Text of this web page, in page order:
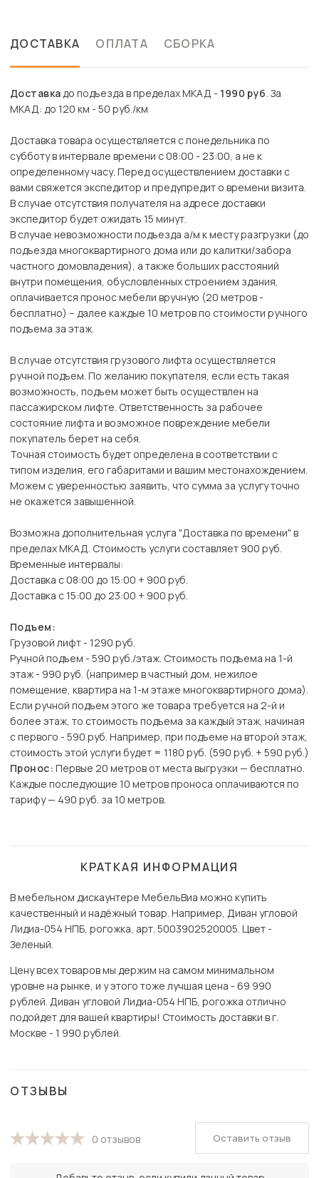
ДОСТАВКА ОПЛАТА СБОРКА
Доставкадо подъезда в пределах МКАД - 1990 руб. За
МКАД: до 120 км - 50 руб./км
Доставка товара осуществляется с понедельника по
субботу в интервале времени с 08:00 - 23:00, а не к
определенному часу. Перед осуществлением доставки с
вами свяжется экспедитор и предупредит о времени визита.
В случае отсутствия получателя на адресе доставки
экспедитор будет ожидать 15 минут.
В случае невозможности подъезда а/м к месту разгрузки (до
подъезда многоквартирного дома или до калитки/забора
частного домовладения), а также больших расстояний
внутри помещения, обусловленных строением здания,
оплачивается пронос мебели вручную (20 метров -
бесплатно) – далее каждые 10 метров по стоимости ручного
подъема за этаж.
В случае отсутствия грузового лифта осуществляется
ручной подъем. По желанию покупателя, если есть такая
возможность, подъем может быть осуществлен на
пассажирском лифте. Ответственность за рабочее
состояние лифта и возможное повреждение мебели
покупатель берет на себя.
Точная стоимость будет определена в соответствии с
типом изделия, его габаритами и вашим местонахождением.
Можем с уверенностью заявить, что сумма за услугу точно
не окажется завышенной.
Возможна дополнительная услуга "Доставка по времени" в
пределах МКАД. Стоимость услуги составляет 900 руб.
Временные интервалы:
Доставка с 08:00 до 15:00 + 900 руб.
Доставка с 15:00 до 23:00 + 900 руб.
Подъем:
Грузовой лифт - 1290 руб.
Ручной подъем - 590 руб./этаж. Стоимость подъема на 1-й
этаж - 990 руб. (например в частный дом, нежилое
помещение, квартира на 1-м этаже многоквартирного дома).
Если ручной подъем этого же товара требуется на 2-й и
более этаж, то стоимость подъема за каждый этаж, начиная
с первого - 590 руб. Например, при подъеме на второй этаж,
стоимость этой услуги будет = 1180 руб. (590 руб. + 590 руб.)
Пронос: Первые 20 метров от места выгрузки — бесплатно.
Каждые последующие 10 метров проноса оплачиваются по
тарифу — 490 руб. за 10 метров.
КРАТКАЯ ИНФОРМАЦИЯ
В мебельном дискаунтере МебельВиа можно купить
качественный и надёжный товар. Например, Диван угловой
Лидиа-054 НПБ, рогожка, арт. 5003902520005. Цвет -
Зеленый.
Цену всех товаров мы держим на самом минимальном
уровне на рынке, и у этого тоже лучшая цена - 69 990
рублей. Диван угловой Лидиа-054 НПБ, рогожка отлично
подойдет для вашей квартиры! Стоимость доставки в г.
Москве - 1 990 рублей.
ОТЗЫВЫ
0 отзывов Оставить отзыв